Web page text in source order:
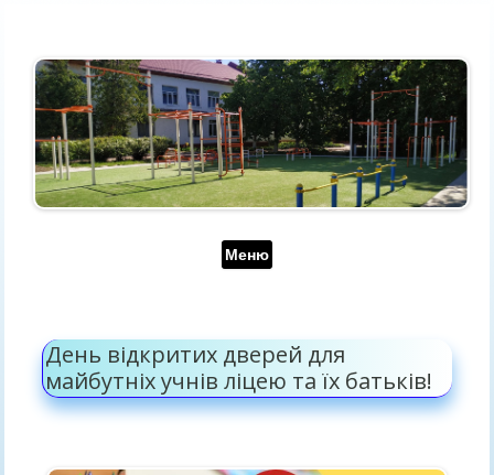
Меню
День відкритих дверей для
майбутніх учнів ліцею та їх батьків!